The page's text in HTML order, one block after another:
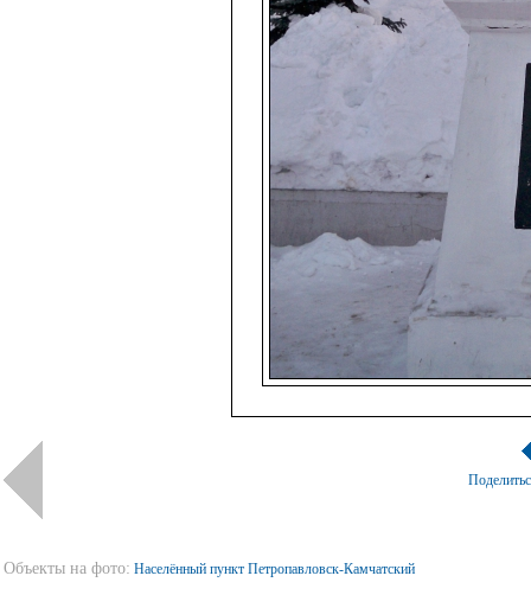
Объекты на фото: Населённый пункт Петропавловск-Камчатский